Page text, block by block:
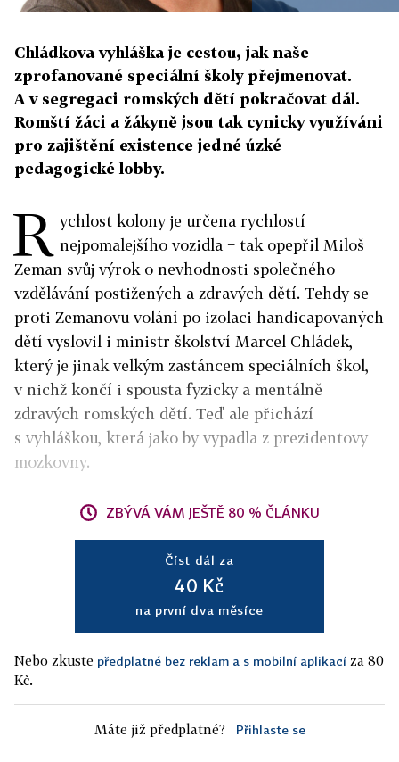
Chládkova vyhláška je cestou, jak naše
zprofanované speciální školy přejmenovat.
A v segregaci romských dětí pokračovat dál.
Romští žáci a žákyně jsou tak cynicky využíváni
pro zajištění existence jedné úzké
pedagogické lobby.
R ychlost kolony je určena rychlostí
nejpomalejšího vozidla − tak opepřil Miloš
Zeman svůj výrok o nevhodnosti společného
vzdělávání postižených a zdravých dětí. Tehdy se
proti Zemanovu volání po izolaci handicapovaných
dětí vyslovil i ministr školství Marcel Chládek,
který je jinak velkým zastáncem speciálních škol,
v nichž končí i spousta fyzicky a mentálně
zdravých romských dětí. Teď ale přichází
s vyhláškou, která jako by vypadla z prezidentovy
mozkovny.
ZBÝVÁ VÁM JEŠTĚ 80 % ČLÁNKU
Číst dál za
40 Kč
na první dva měsíce
Nebo zkuste předplatné bez reklam a s mobilní aplikací za 80
Kč.
Máte již předplatné? Přihlaste se